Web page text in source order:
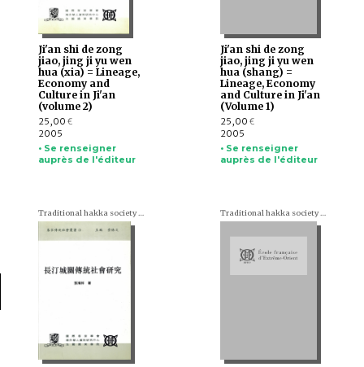
Ji'an shi de zong
jiao, jing ji yu wen
hua (xia) = Lineage,
Economy and
Culture in Ji'an
(volume 2)
25,00 €
2005
• Se renseigner
auprès de l'éditeur
Ji'an shi de zong
jiao, jing ji yu wen
hua (shang) =
Lineage, Economy
and Culture in Ji'an
(Volume 1)
25,00 €
2005
• Se renseigner
auprès de l'éditeur
Traditional hakka society series (en chinois) Traditional hakka society series (en chinois)